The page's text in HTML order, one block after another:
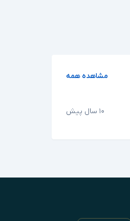
مشاهده همه
۱۰ سال پیش